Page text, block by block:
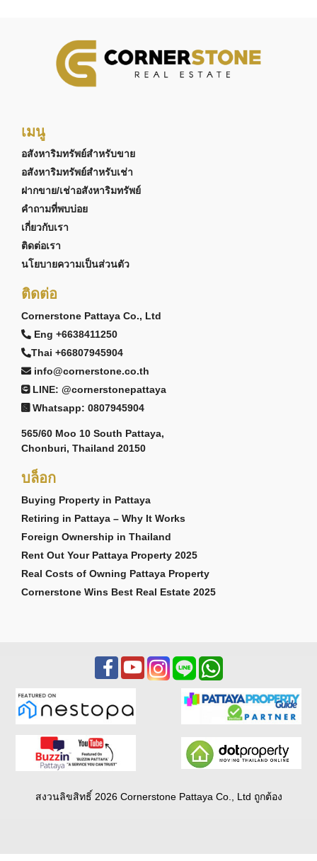
เมนู
อสังหาริมทรัพย์สำหรับขาย
อสังหาริมทรัพย์สำหรับเช่า
ฝากขาย/เช่าอสังหาริมทรัพย์
คำถามที่พบบ่อย
เกี่ยวกับเรา
ติดต่อเรา
นโยบายความเป็นส่วนตัว
ติดต่อ
Cornerstone Pattaya Co., Ltd
Eng +6638411250
Thai +66807945904
info@cornerstone.co.th
LINE: @cornerstonepattaya
Whatsapp: 0807945904
565/60 Moo 10 South Pattaya,
Chonburi, Thailand 20150
บล็อก
Buying Property in Pattaya
Retiring in Pattaya – Why It Works
Foreign Ownership in Thailand
Rent Out Your Pattaya Property 2025
Real Costs of Owning Pattaya Property
Cornerstone Wins Best Real Estate 2025
สงวนลิขสิทธิ์ 2026 Cornerstone Pattaya Co., Ltd ถูกต้อง